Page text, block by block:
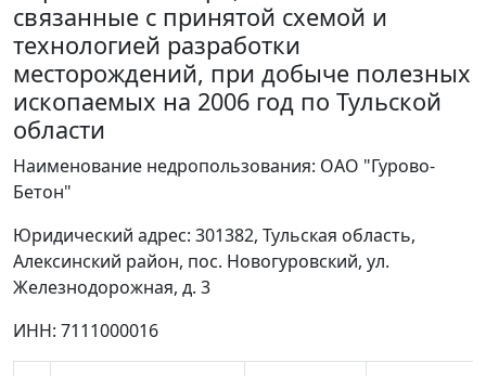
связанные с принятой схемой и
технологией разработки
месторождений, при добыче полезных
ископаемых на 2006 год по Тульской
области
Наименование недропользования: ОАО "Гурово-
Бетон"
Юридический адрес: 301382, Тульская область,
Алексинский район, пос. Новогуровский, ул.
Железнодорожная, д. 3
ИНН: 7111000016